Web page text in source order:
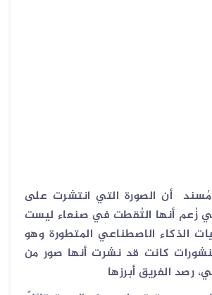
أن الصورة التي انتشرت على
زُعم أنها التُقطت في صنعاء ليست
الذكاء الاصطناعي المتطورة وهو
كانت قد نشرت أنها صور من
رصد الفريق أبرزها